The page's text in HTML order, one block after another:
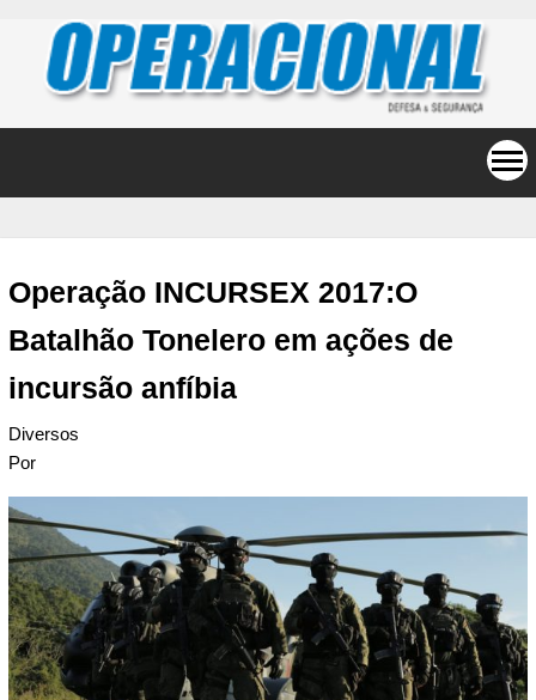
Operação INCURSEX 2017:O
Batalhão Tonelero em ações de
incursão anfíbia
Diversos
Por